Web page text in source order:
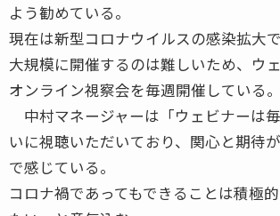
よう勧めている。
現在は新型コロナウイルスの感染拡大
大規模に開催するのは難しいため、ウ
オンライン視察会を毎週開催している。
中村マネージャーは「ウェビナーは
いに視聴いただいており、関心と期待
で感じている。
コロナ禍であってもできることは積極